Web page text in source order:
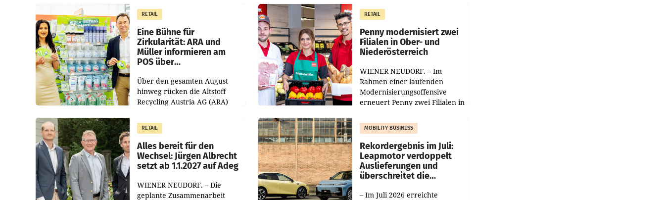
erwirtschaftet, was einem Plus
von 3,8 Prozent gegenüber
dem Vergleichszeitraum
gemacht und die
Markterwartung deutlich
übertroffen.
RETAIL
Eine Bühne für
Zirkularität: ARA und
Müller informieren am
POS über
Über den gesamten August
hinweg rücken die Altstoff
Recycling Austria AG (ARA)
Müller die Initiative „Kreislauf-
Helden“ in allen
österreichischen Müller-Filialen
RETAIL
Penny modernisiert zwei
Filialen in Ober- und
Niederösterreich
WIENER NEUDORF. – Im
Rahmen einer laufenden
Modernisierungsoffensive
erneuert Penny zwei Filialen in
Die beiden Standorte liegen in
Haag sowie im rund
RETAIL
Alles bereit für den
Wechsel: Jürgen Albrecht
setzt ab 1.1.2027 auf Adeg
WIENER NEUDORF. – Die
geplante Zusammenarbeit
MOBILITY BUSINESS
Rekordergebnis im Juli:
Leapmotor verdoppelt
Auslieferungen und
überschreitet die
– Im Juli 2026 erreichte